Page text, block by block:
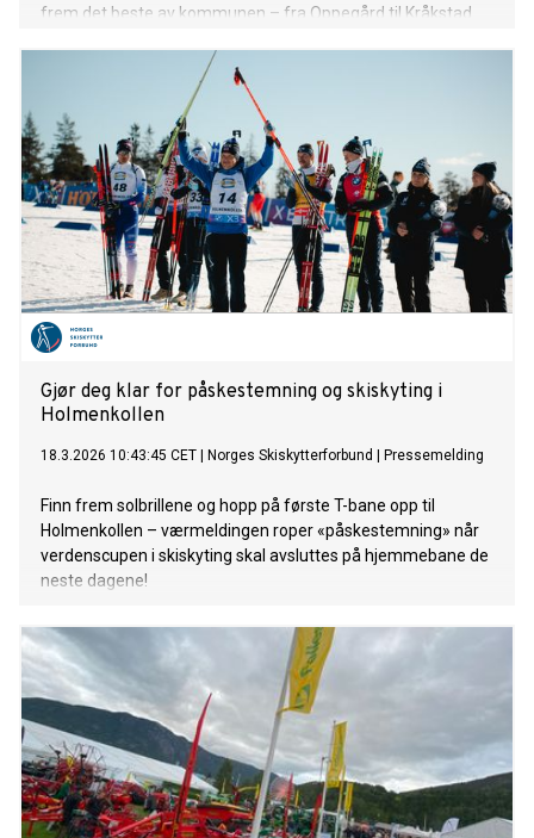
frem det beste av kommunen – fra Oppegård til Kråkstad.
Gjør deg klar for påskestemning og skiskyting i
Holmenkollen
18.3.2026 10:43:45 CET Norges Skiskytterforbund Pressemelding
Finn frem solbrillene og hopp på første T-bane opp til
Holmenkollen – værmeldingen roper «påskestemning» når
verdenscupen i skiskyting skal avsluttes på hjemmebane de
neste dagene!